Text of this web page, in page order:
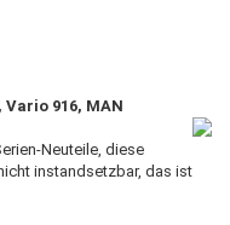
916, MAN
Neuteile, diese
instandsetzbar, das ist